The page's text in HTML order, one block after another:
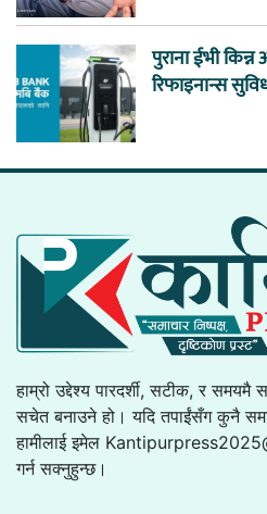
पुराना ईभी
रिफाइनान्स
हाम्रो उद्देश्य पारदर्शी, सटीक, र समयमै
सचेत बनाउने हो। यदि तपाईंसँग कुनै
हामीलाई इमेल
गर्न सक्नुहुन्छ।